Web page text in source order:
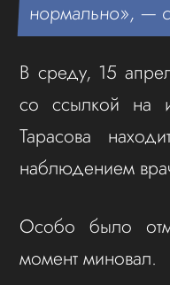
нормально», —
В среду, 15
со ссылкой на
Тарасова
наблюдением
Особо было
момент миновал.